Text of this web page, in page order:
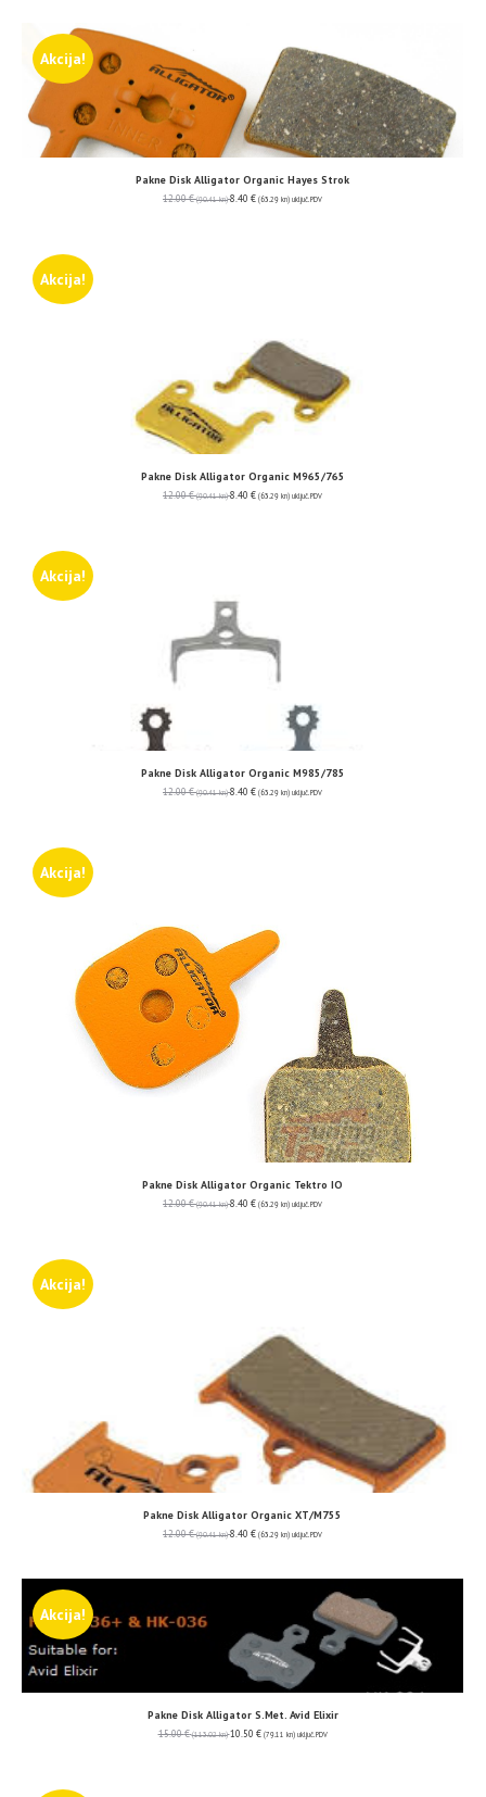
Akcija!
Pakne Disk Alligator Organic Hayes Strok
12.00€ (90.41 kn) 8.40 € (63.29 kn) uključ. PDV
Akcija!
Pakne Disk Alligator Organic M965/765
12.00€ (90.41 kn) 8.40 € (63.29 kn) uključ. PDV
Akcija!
Pakne Disk Alligator Organic M985/785
12.00€ (90.41 kn) 8.40 € (63.29 kn) uključ. PDV
Akcija!
Pakne Disk Alligator Organic Tektro IO
12.00€ (90.41 kn) 8.40 € (63.29 kn) uključ. PDV
Akcija!
Pakne Disk Alligator Organic XT/M755
12.00€ (90.41 kn) 8.40 € (63.29 kn) uključ. PDV
Akcija!
Pakne Disk Alligator S.Met. Avid Elixir
15.00€ (113.02 kn) 10.50 € (79.11 kn) uključ. PDV